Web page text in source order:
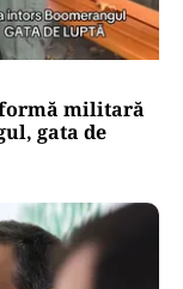
militară
gata de